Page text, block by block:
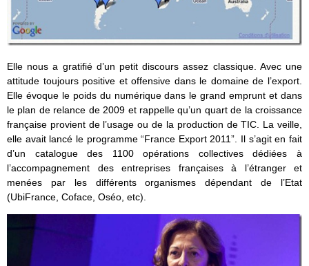
Elle nous a gratifié d’un petit discours assez classique. Avec une
attitude toujours positive et offensive dans le domaine de l’export.
Elle évoque le poids du numérique dans le grand emprunt et dans
le plan de relance de 2009 et rappelle qu’un quart de la croissance
française provient de l’usage ou de la production de TIC. La veille,
elle avait lancé le programme “France Export 2011”. Il s’agit en fait
d’un catalogue des 1100 opérations collectives dédiées à
l’accompagnement des entreprises françaises à l’étranger et
menées par les différents organismes dépendant de l’Etat
(UbiFrance, Coface, Oséo, etc).